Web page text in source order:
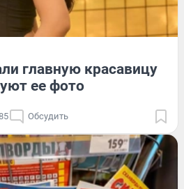
главную красавицу
ее фото
Обсудить